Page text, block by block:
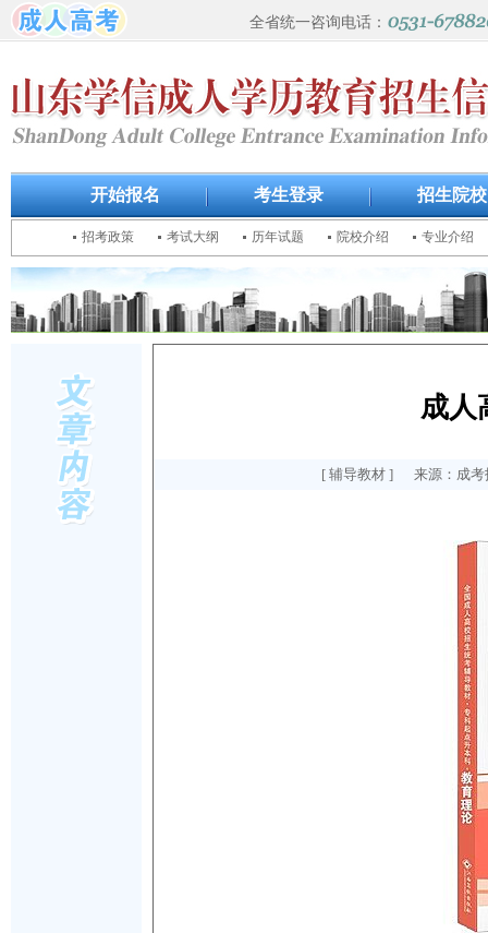
全省统一咨询电话：
开始报名 考生登录 招生院校
招考政策 考试大纲 历年试题 院校介绍 专业介绍
成人
[ 辅导教材] 来源：成考